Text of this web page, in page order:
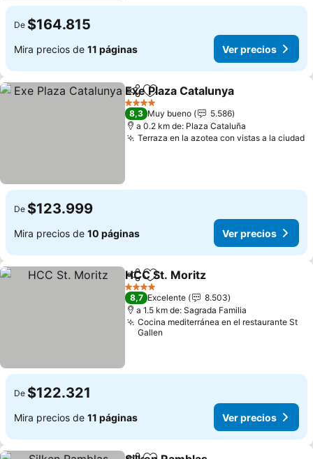
De $164.815
Mira precios de 11 páginas Ver precios
CompartirAgregar a favoritos
Exe Plaza Catalunya
4 Estrellas
8,3 Muy bueno
5.586
a 0.2 km de: Plaza Cataluña
Terraza en la azotea con vistas a la ciudad
De $123.999
Mira precios de 10 páginas Ver precios
CompartirAgregar a favoritos
HCC St. Moritz
4 Estrellas
8,7 Excelente
8.503
a 1.5 km de: Sagrada Familia
Cocina mediterránea en el restaurante St
Gallen
De $122.321
Mira precios de 11 páginas Ver precios